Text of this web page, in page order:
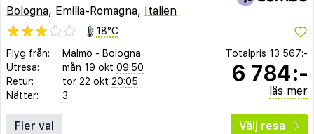
Bologna, Emilia-Romagna, Italien
18°C
Flyg från:
Malmö - Bologna
Utresa:
mån 19 okt 09:50
Retur:
tor 22 okt 20:05
Nätter:
3
Totalpris 13 567:-
6 784:-
läs mer
Fler val Välj resa